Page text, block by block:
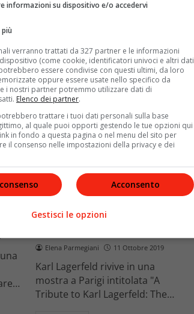
Lifestyle
Le camicie bianche di Karl
Lagerfeld: “Avrei voluto
inventarla io, è alla base di
Elena Parmegiani 11 Ottobre 2019
Karl Lagerfeld rivive in una
mostra a Parigi intitolata "A
Tribute to Karl Lagerfeld: The…
informazioni su dispositivo e/o accedervi
verranno trattati da 327 partner e le informazioni
(come cookie, identificatori univoci e altri dati
essere condivise con questi ultimi, da loro
oppure essere usate nello specifico da
i nostri partner potremmo utilizzare dati di
Elenco dei partner.
trattare i tuoi dati personali sulla base
al quale puoi opporti gestendo le tue opzioni qui
in fondo a questa pagina o nel menu del sito per
il consenso nelle impostazioni della privacy e dei
Acconsento
Gestisci le opzioni